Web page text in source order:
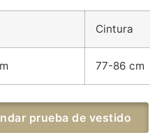
Cintura
77-86 cm
prueba de vestido